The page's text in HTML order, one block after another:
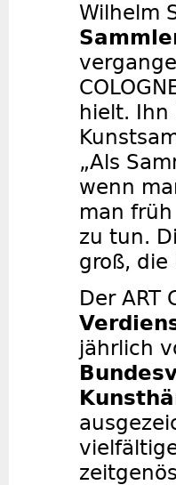
Wilhelm
hielt. Ihn
„Als
wenn
man
zu tun.
groß, die
Der ART
jährlich